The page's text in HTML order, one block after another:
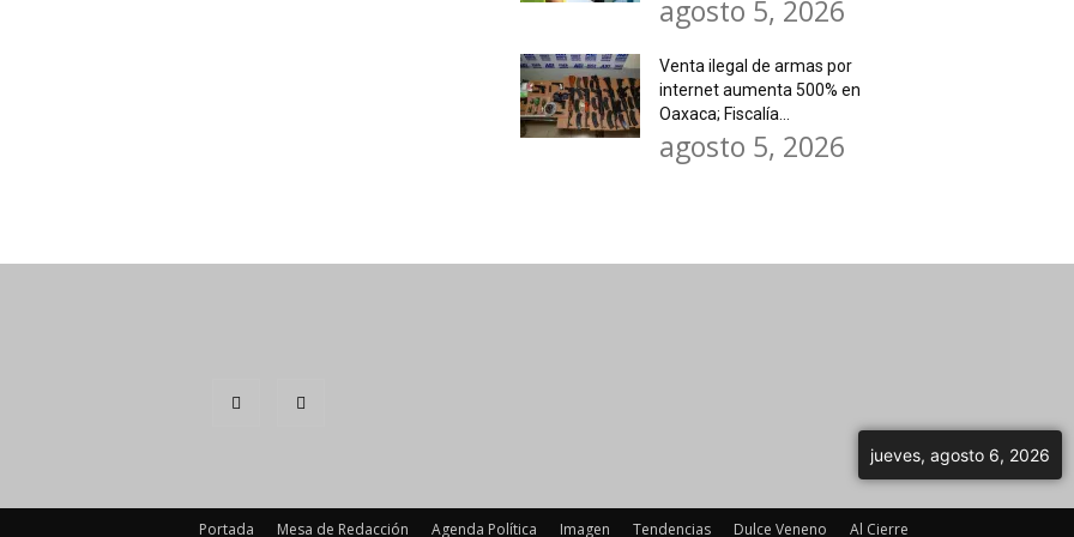
agosto 5, 2026
Venta ilegal de armas por
internet aumenta 500% en
Oaxaca; Fiscalía...
agosto 5, 2026
Portada Mesa de Redacción Agenda Política Imagen Tendencias Dulce Veneno Al Cierre
jueves, agosto 6, 2026